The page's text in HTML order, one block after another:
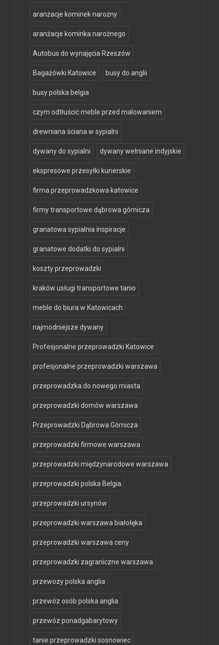
aranżacje kominek narożny
aranżacje kominka narożnego
Autobus do wynajęcia Rzeszów
Bagażówki Katowice busy do anglii
busy polska belgia
czym odtłuścić meble przed malowaniem
drewniana ściana w sypialni
dywany do sypialni dywany wełniane indyjskie
ekspresowe przesyłki kurierskie
firma przeprowadzkowa katowice
firmy transportowe dąbrowa górnicza
granatowa sypialnia inspiracje
granatowe dodatki do sypialni
koszty przeprowadzki
kraków usługi transportowe tanio
meble do biura w Katowicach
najmodniejsze dywany
Profesjonalne przeprowadzki Katowice
profesjonalne przeprowadzki warszawa
przeprowadzka do nowego miasta
przeprowadzki domów warszawa
Przeprowadzki Dąbrowa Górnicza
przeprowadzki firmowe warszawa
przeprowadzki międzynarodowe warszawa
przeprowadzki polska Belgia
przeprowadzki ursynów
przeprowadzki warszawa białołęka
przeprowadzki warszawa ceny
przeprowadzki zagraniczne warszawa
przewozy polska anglia
przewóz osób polska anglia
przewóz ponadgabarytowy
tanie przeprowadzki sosnowiec